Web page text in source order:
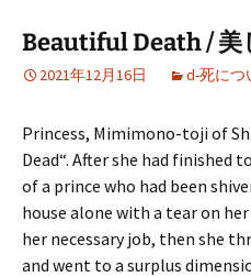
Beautiful Death / 美
2021年12月16日 d-死につ
Princess, Mimimono-toji of
Dead“. After she had finished
of a prince who had been
house alone with a tear on
her necessary job, then she
and went to a surplus